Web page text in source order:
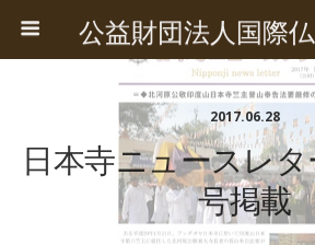
2017.06.28
日本寺ニュースレタ
号掲載